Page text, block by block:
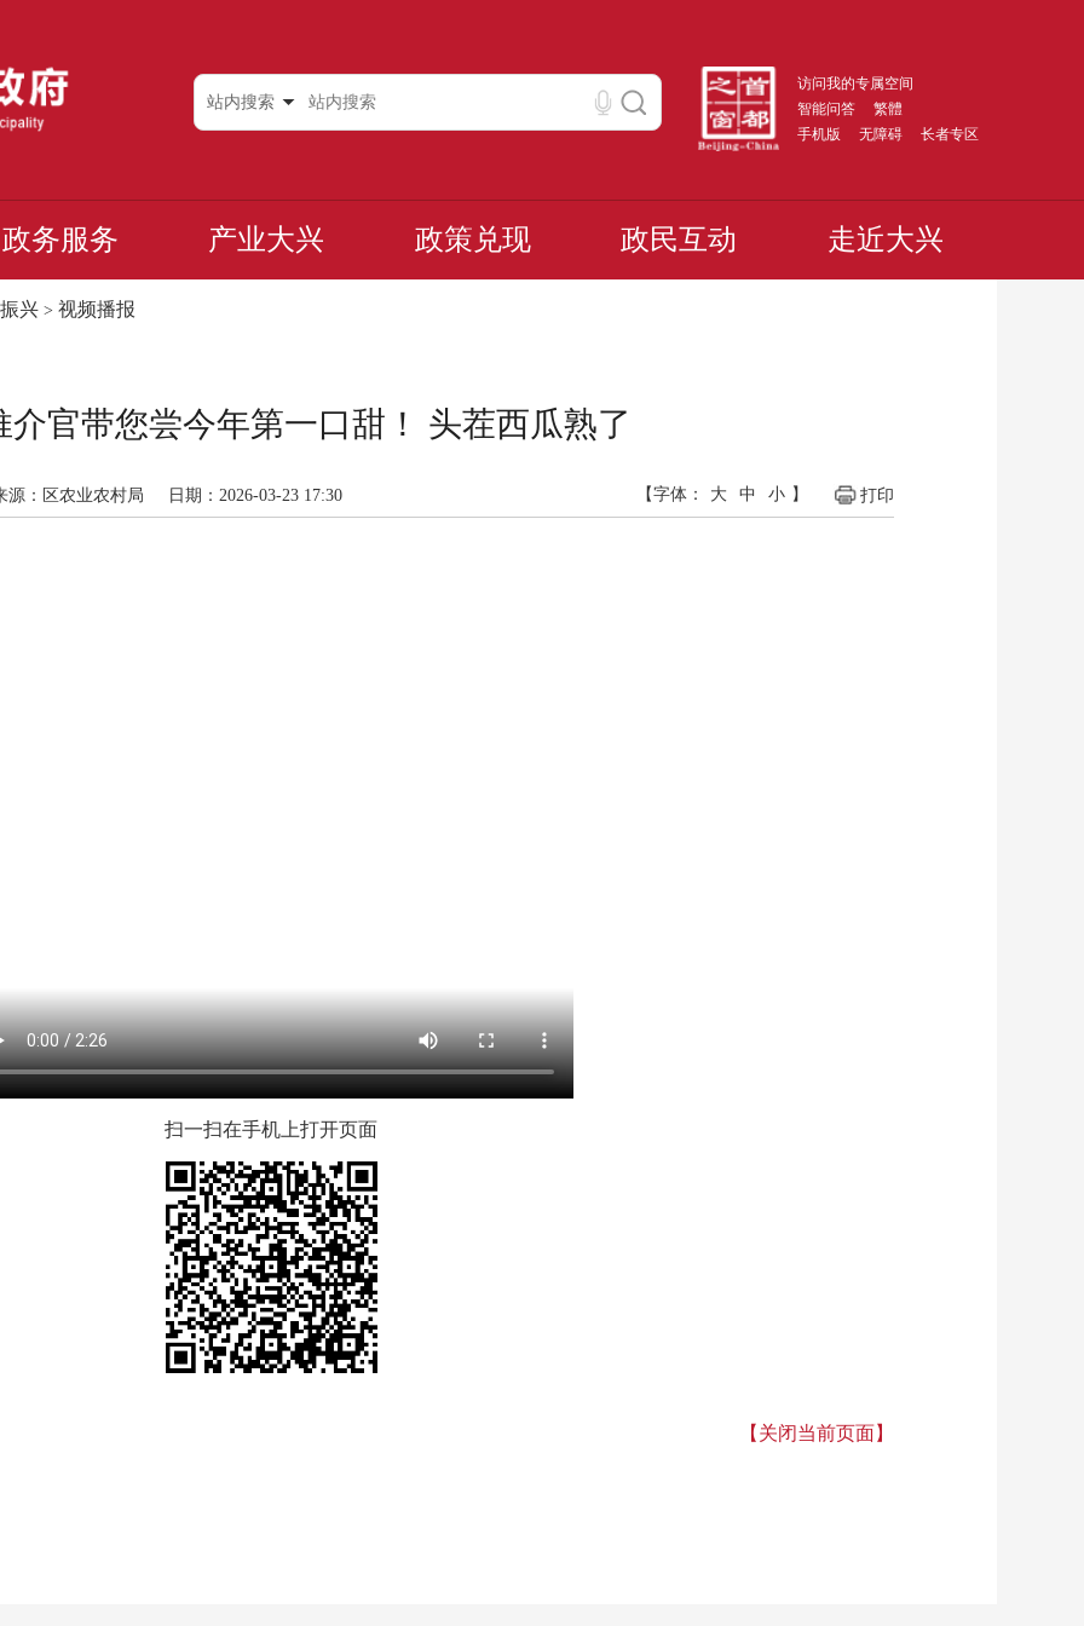
访问我的专属空间
智能问答
繁體
手机版
无障碍 长者专区
站内搜索
政务服务 产业大兴 政策兑现 政民互动 走近大兴
兴 > 视频播报
介官带您尝今年第一口甜！ 头茬西瓜熟了
源：区农业农村局 日期：2026-03-23 17:30 打印
【字体： 大 中 小 】
扫一扫在手机上打开页面
【关闭当前页面】